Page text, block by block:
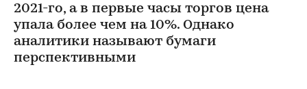
2021-го, а в первые часы торгов цена
упала более чем на 10%. Однако
аналитики называют бумаги
перспективными